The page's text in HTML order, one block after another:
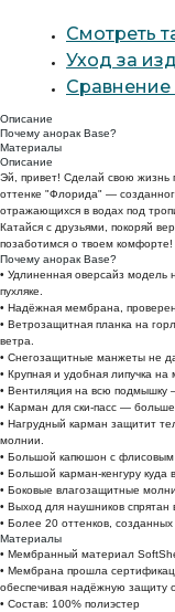
Смотреть
Уход за
Сравнение
Описание
Почему анорак Base?
Материалы
Описание
Эй, привет! Сделай свою
оттенке "Флорида" —
отражающихся в водах под
Катайся с друзьями, покоряй
позаботимся о твоем комфорте!
Почему анорак Base?
• Удлиненная оверсайз модель
пухляке.
• Надёжная мембрана,
• Ветрозащитная планка на
ветра.
• Снегозащитные манжеты не
• Крупная и удобная липучка на
• Вентиляция на всю подмышку
• Карман для ски-пасс —
• Нагрудный карман защитит
молнии.
• Большой капюшон с
• Большой карман-кенгуру куда
• Боковые влагозащитные
• Выход для наушников
• Более 20 оттенков,
Материалы
• Мембранный материал
• Мембрана прошла
обеспечивая надёжную защиту
• Состав: 100% полиэстер